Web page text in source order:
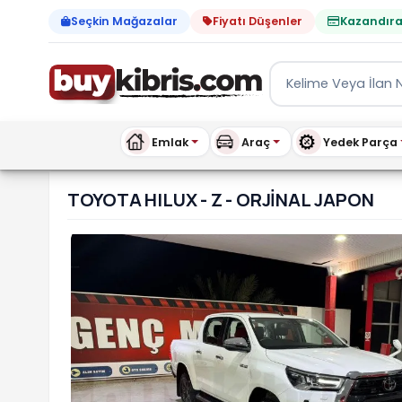
Seçkin Mağazalar Fiyatı Düşenler
Emlak Araç Yedek Parça
TOYOTA HILUX - Z -
TOYOTA HILUX - Z - ORJİNAL JAPON